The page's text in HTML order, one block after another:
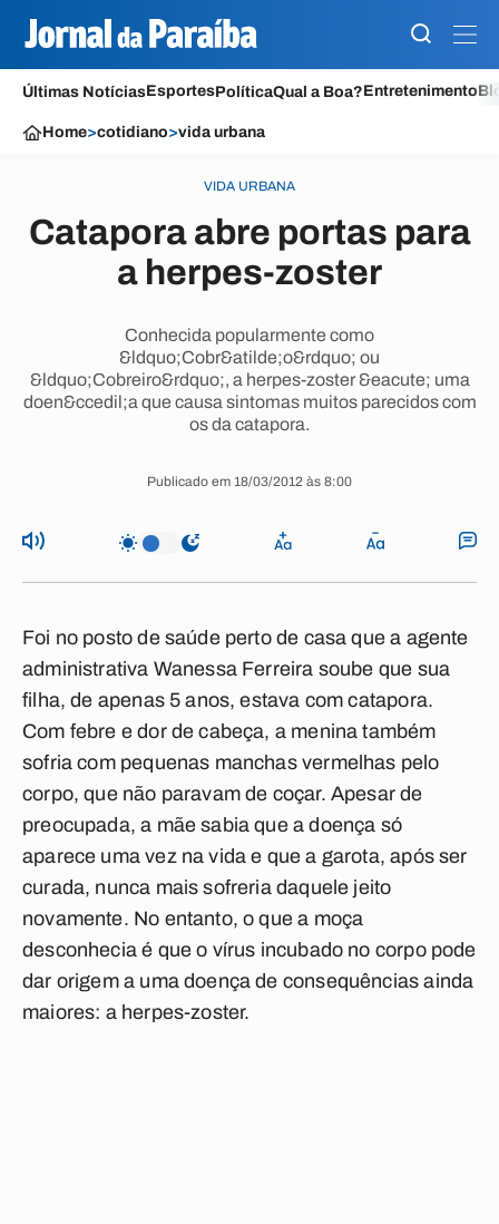
Últimas NotíciasEsportesPolíticaQual a Boa?Entretenimento
Home>cotidiano>vida urbana
VIDA URBANA
Catapora abre portas para
a herpes-zoster
Conhecida popularmente como
&ldquo;Cobr&atilde;o&rdquo; ou
&ldquo;Cobreiro&rdquo;, a herpes-zoster &eacute; uma
doen&ccedil;a que causa sintomas muitos parecidos com
os da catapora.
Publicado em 18/03/2012 às 8:00
Foi no posto de saúde perto de casa que a agente
administrativa Wanessa Ferreira soube que sua
filha, de apenas 5 anos, estava com catapora.
Com febre e dor de cabeça, a menina também
sofria com pequenas manchas vermelhas pelo
corpo, que não paravam de coçar. Apesar de
preocupada, a mãe sabia que a doença só
aparece uma vez na vida e que a garota, após ser
curada, nunca mais sofreria daquele jeito
novamente. No entanto, o que a moça
desconhecia é que o vírus incubado no corpo pode
dar origem a uma doença de consequências ainda
maiores: a herpes-zoster.